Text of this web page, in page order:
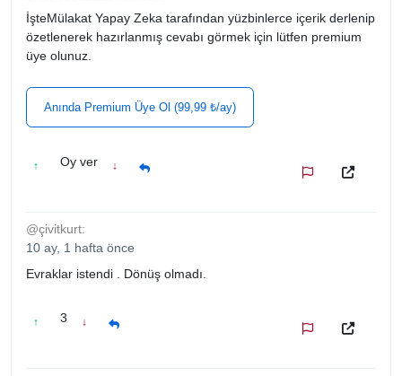
İşteMülakat Yapay Zeka tarafından yüzbinlerce içerik derlenip
özetlenerek hazırlanmış cevabı görmek için lütfen premium
üye olunuz.
Anında Premium Üye Ol (99,99 ₺/ay)
↑ Oy ver ↓
@çivitkurt:
10 ay, 1 hafta önce
Evraklar istendi . Dönüş olmadı.
↑ 3 ↓